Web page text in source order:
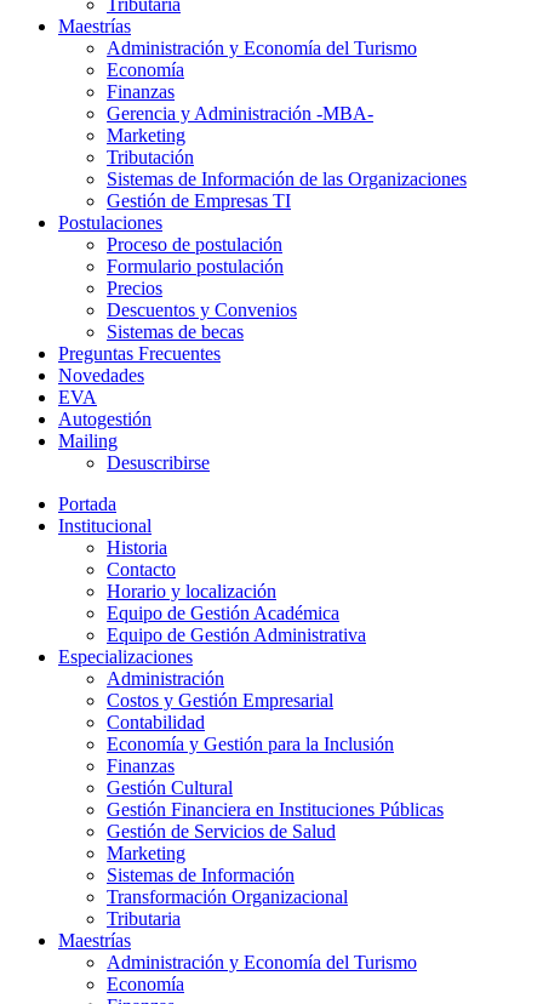
Maestrías
Administración y Economía del Turismo
Economía
Finanzas
Gerencia y Administración -MBA-
Marketing
Tributación
Sistemas de Información de las Organizaciones
Gestión de Empresas TI
Postulaciones
Proceso de postulación
Formulario postulación
Precios
Descuentos y Convenios
Sistemas de becas
Preguntas Frecuentes
Novedades
EVA
Autogestión
Mailing
Desuscribirse
Portada
Institucional
Historia
Contacto
Horario y localización
Equipo de Gestión Académica
Equipo de Gestión Administrativa
Especializaciones
Administración
Costos y Gestión Empresarial
Contabilidad
Economía y Gestión para la Inclusión
Finanzas
Gestión Cultural
Gestión Financiera en Instituciones Públicas
Gestión de Servicios de Salud
Marketing
Sistemas de Información
Transformación Organizacional
Tributaria
Maestrías
Administración y Economía del Turismo
Economía